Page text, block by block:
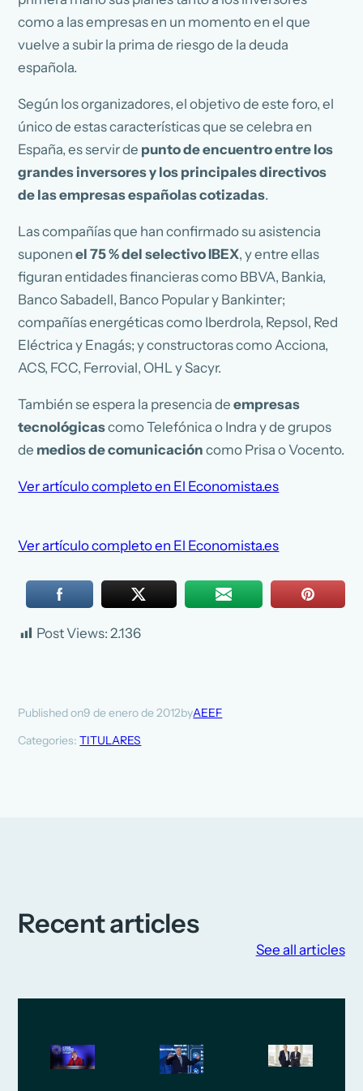
como a las empresas en un momento en el que
vuelve a subir la prima de riesgo de la deuda
española.
Según los organizadores, el objetivo de este foro, el
único de estas características que se celebra en
España, es servir de punto de encuentro entre los
grandes inversores y los principales directivos
de las empresas españolas cotizadas.
Las compañías que han confirmado su asistencia
suponenel 75 % del selectivo IBEX, y entre ellas
figuran entidades financieras como BBVA, Bankia,
Banco Sabadell, Banco Popular y Bankinter;
compañías energéticas como Iberdrola, Repsol, Red
Eléctrica y Enagás; y constructoras como Acciona,
ACS, FCC, Ferrovial, OHL y Sacyr.
También se espera la presencia deempresas
tecnológicascomo Telefónica o Indra y de grupos
de medios de comunicación como Prisa o Vocento.
Ver artículo completo en El Economista.es
Ver artículo completo en El Economista.es
Post Views: 2.136
Published on9 de enero de 2012byAEEF
Categories:TITULARES
Recent articles
See all articles